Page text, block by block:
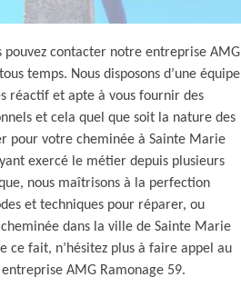
pouvez contacter notre entreprise AMG
temps. Nous disposons d’une équipe
réactif et apte à vous fournir des
et cela quel que soit la nature des
pour votre cheminée à Sainte Marie
exercé le métier depuis plusieurs
nous maîtrisons à la perfection
et techniques pour réparer, ou
dans la ville de Sainte Marie
ce fait, n’hésitez plus à faire appel au
AMG Ramonage 59.